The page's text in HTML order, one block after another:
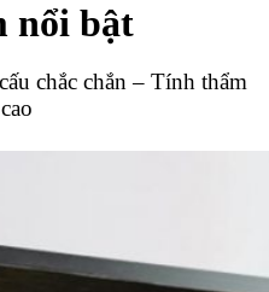
nổi bật
chắc chắn – Tính thẩm